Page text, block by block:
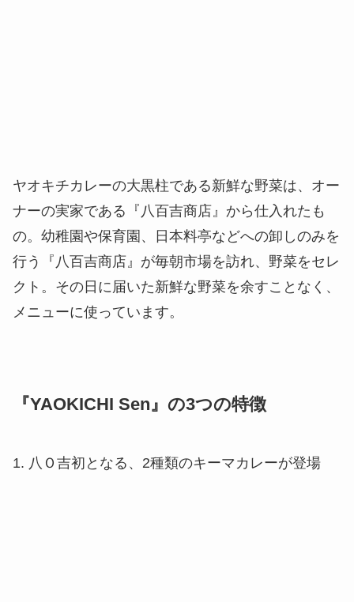
ヤオキチカレーの大黒柱である新鮮な野菜は、オー
ナーの実家である『八百吉商店』から仕入れたも
の。幼稚園や保育園、日本料亭などへの卸しのみを
行う『八百吉商店』が毎朝市場を訪れ、野菜をセレ
クト。その日に届いた新鮮な野菜を余すことなく、
メニューに使っています。
『YAOKICHI Sen』の3つの特徴
1. 八Ｏ吉初となる、2種類のキーマカレーが登場